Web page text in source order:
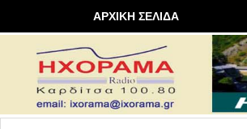
ΑΡΧΙΚΗ ΣΕΛΙΔΑ